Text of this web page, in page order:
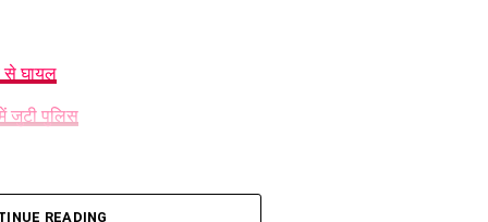
था गैंग
को निशाना बनाता था और बैंकिंग प्रणाली की खामियों का
को न्यायालय में पेश किया जा रहा है।
से घायल
जुटी पुलिस
READING